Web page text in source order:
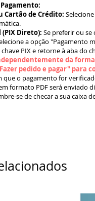
Cartão de Crédito:
Direto): Se preferir ou
a opção "Pagamento
PIX e retorne à aba do
da
pedido e pagar" para
que o pagamento for
formato PDF será enviado
se de checar a sua caixa